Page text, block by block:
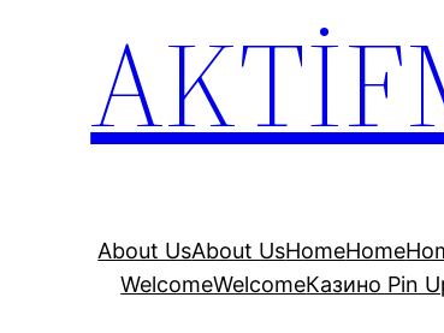
About UsAbout UsHomeHome
WelcomeWelcomeКазино Pin